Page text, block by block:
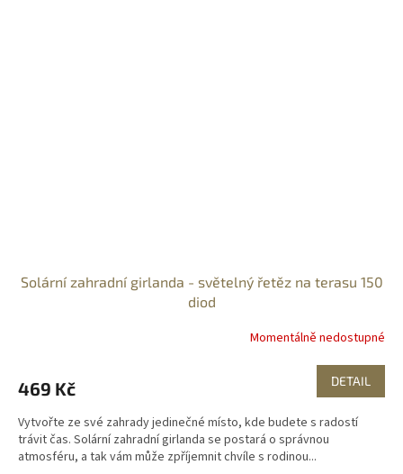
Solární zahradní girlanda - světelný řetěz na terasu 150
diod
Momentálně nedostupné
469 Kč DETAIL
Vytvořte ze své zahrady jedinečné místo, kde budete s radostí
trávit čas. Solární zahradní girlanda se postará o správnou
atmosféru, a tak vám může zpříjemnit chvíle s rodinou...